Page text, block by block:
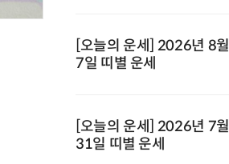
[오늘의 운세] 2026년 8월
7일 띠별 운세
[오늘의 운세] 2026년 7월
31일 띠별 운세